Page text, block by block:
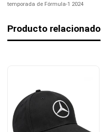
temporada de Fórmula-1 2024
Producto relacionado